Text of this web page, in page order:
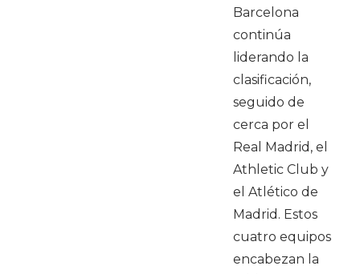
Barcelona
continúa
liderando la
clasificación,
seguido de
cerca por el
Real Madrid, el
Athletic Club y
el Atlético de
Madrid. Estos
cuatro equipos
encabezan la